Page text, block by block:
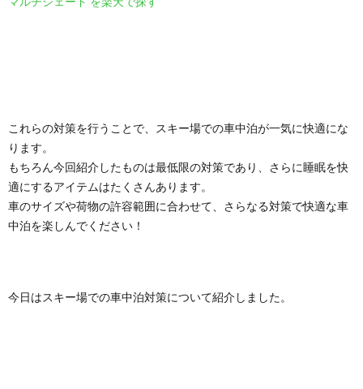
これらの対策を行うことで、スキー場での車中泊が一気に快適にな
ります。
もちろん今回紹介したものは最低限の対策であり、さらに睡眠を快
適にするアイテムはたくさんあります。
車のサイズや荷物の許容範囲に合わせて、さらなる対策で快適な車
中泊を楽しんでください！
今日はスキー場での車中泊対策について紹介しました。